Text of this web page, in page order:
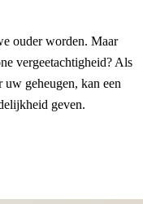
ouder worden. Maar
vergeetachtigheid? Als
geheugen, kan een
geven.